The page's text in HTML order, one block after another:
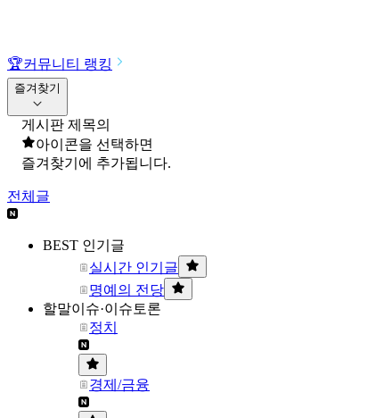
🏆커뮤니티 랭킹
즐겨찾기
게시판 제목의
아이콘을 선택하면
즐겨찾기에 추가됩니다.
전체글
BEST 인기글
실시간 인기글
명예의 전당
할말이슈·이슈토론
정치
경제/금융